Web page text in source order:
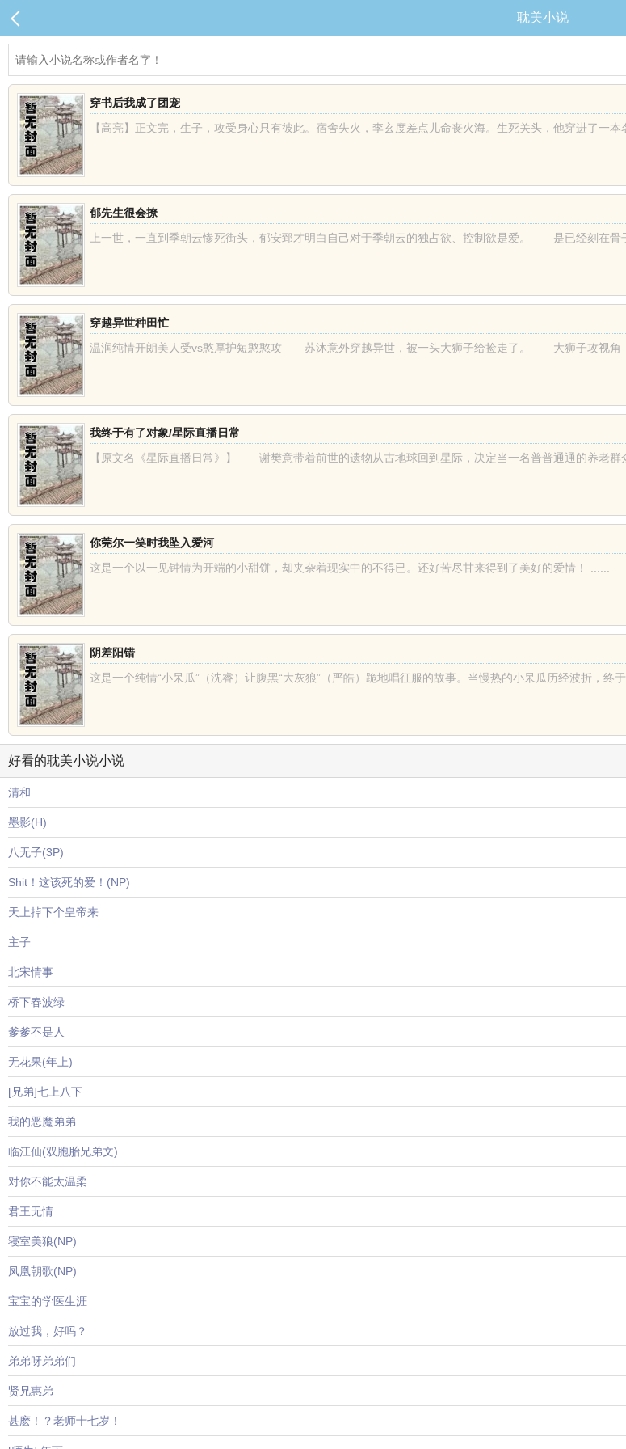
耽美小说
穿书后我成了团宠
【高亮】正文完，生子，攻受身心只有彼此。宿舍失火，李玄度差点儿命丧火海。生死关头，他穿进了一本
郁先生很会撩
上一世，一直到季朝云惨死街头，郁安郅才明白自己对于季朝云的独占欲、控制欲是爱。 是已经刻在骨
穿越异世种田忙
温润纯情开朗美人受vs憨厚护短憨憨攻 苏沐意外穿越异世，被一头大狮子给捡走了。 大狮子攻视
我终于有了对象/星际直播日常
【原文名《星际直播日常》】 谢樊意带着前世的遗物从古地球回到星际，决定当一名普普通通的养老
你莞尔一笑时我坠入爱河
这是一个以一见钟情为开端的小甜饼，却夹杂着现实中的不得已。还好苦尽甘来得到了美好的爱情！ ......
阴差阳错
这是一个纯情“小呆瓜”（沈睿）让腹黑“大灰狼”（严皓）跪地唱征服的故事。当慢热的小呆瓜历经波折，终于
好看的耽美小说小说
清和
墨影(H)
八无子(3P)
Shit！这该死的爱！(NP)
天上掉下个皇帝来
主子
北宋情事
桥下春波绿
爹爹不是人
无花果(年上)
[兄弟]七上八下
我的恶魔弟弟
临江仙(双胞胎兄弟文)
对你不能太温柔
君王无情
寝室美狼(NP)
凤凰朝歌(NP)
宝宝的学医生涯
放过我，好吗？
弟弟呀弟弟们
贤兄惠弟
甚麽！？老师十七岁！